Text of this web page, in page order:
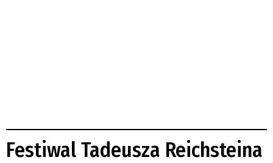
Festiwal Tadeusza Reichsteina